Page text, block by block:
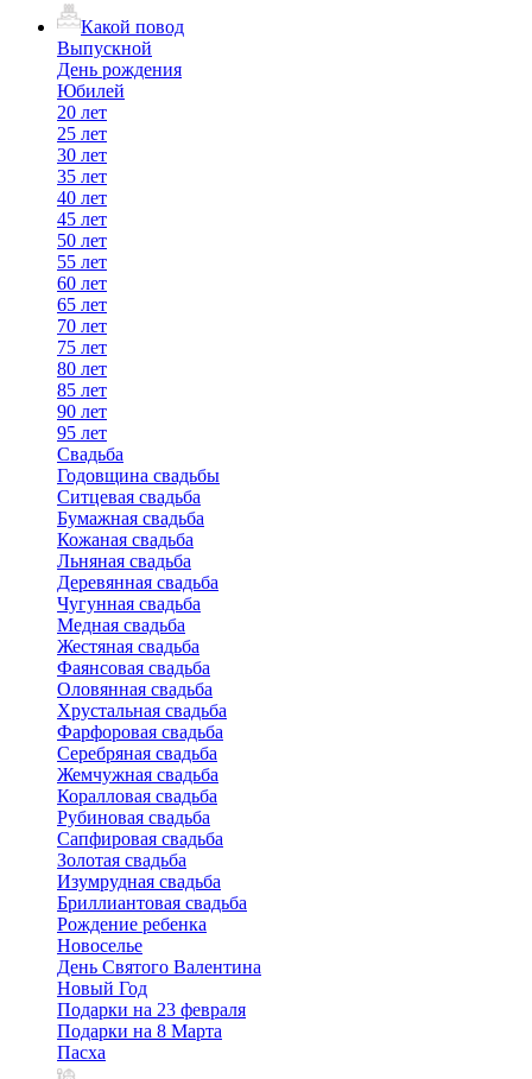
Какой повод
Выпускной
День рождения
Юбилей
20 лет
25 лет
30 лет
35 лет
40 лет
45 лет
50 лет
55 лет
60 лет
65 лет
70 лет
75 лет
80 лет
85 лет
90 лет
95 лет
Свадьба
Годовщина свадьбы
Ситцевая свадьба
Бумажная свадьба
Кожаная свадьба
Льняная свадьба
Деревянная свадьба
Чугунная свадьба
Медная свадьба
Жестяная свадьба
Фаянсовая свадьба
Оловянная свадьба
Хрустальная свадьба
Фарфоровая свадьба
Серебряная свадьба
Жемчужная свадьба
Коралловая свадьба
Рубиновая свадьба
Сапфировая свадьба
Золотая свадьба
Изумрудная свадьба
Бриллиантовая свадьба
Рождение ребенка
Новоселье
День Святого Валентина
Новый Год
Подарки на 23 февраля
Подарки на 8 Марта
Пасха